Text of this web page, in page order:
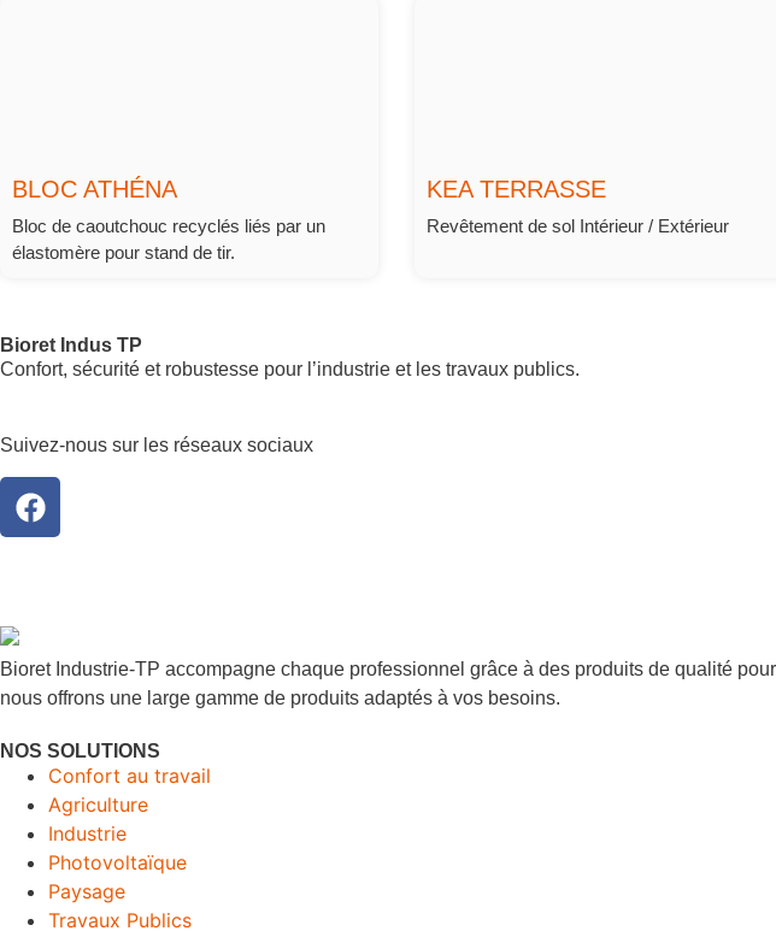
BLOC ATHÉNA
Bloc de caoutchouc recyclés liés par un
élastomère pour stand de tir.
KEA TERRASSE
Revêtement de sol Intérieur / Extérieur
Bioret Indus TP
Confort, sécurité et robustesse pour l’industrie et les travaux publics.
Suivez-nous sur les réseaux sociaux
Bioret Industrie-TP accompagne chaque professionnel grâce à des produits de qualité
nous offrons une large gamme de produits adaptés à vos besoins.
NOS SOLUTIONS
Confort au travail
Agriculture
Industrie
Photovoltaïque
Paysage
Travaux Publics